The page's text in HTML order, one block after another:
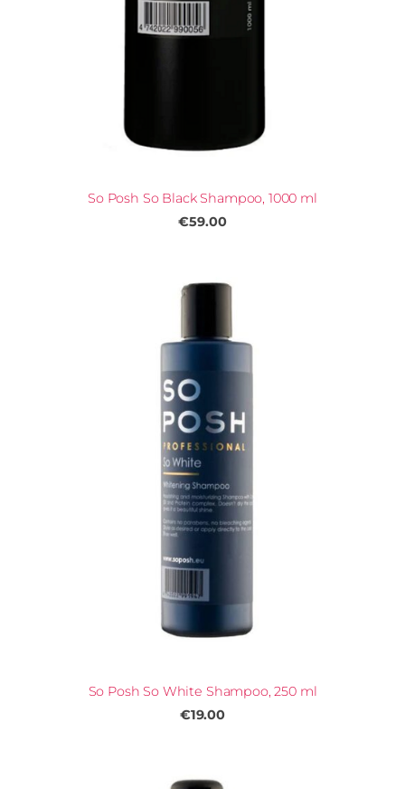
So Posh So Black Shampoo, 1000 ml
€59.00
So Posh So White Shampoo, 250 ml
€19.00